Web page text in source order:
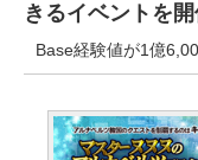
きるイベントを
Base経験値が1億